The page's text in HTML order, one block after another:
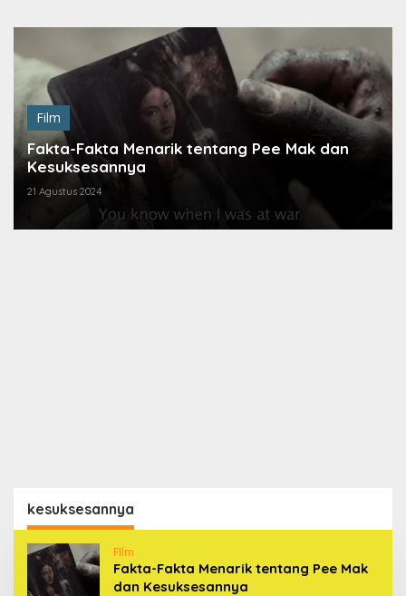
Film
Fakta-Fakta Menarik tentang Pee Mak dan
Kesuksesannya
21 Agustus 2024
kesuksesannya
FIlm
Fakta-Fakta Menarik tentang Pee Mak
dan Kesuksesannya